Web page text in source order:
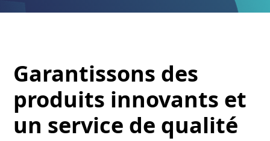
Garantissons des
produits innovants et
un service de qualité